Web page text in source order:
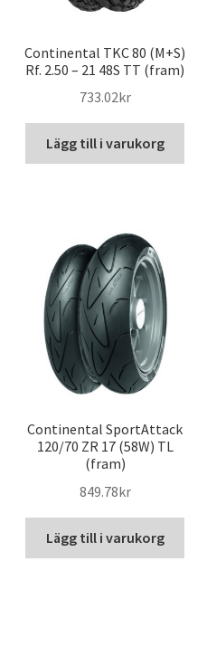
Continental TKC 80 (M+S)
Rf. 2.50 – 21 48S TT (fram)
733.02kr
Lägg till i varukorg
Continental SportAttack
120/70 ZR 17 (58W) TL
(fram)
849.78kr
Lägg till i varukorg